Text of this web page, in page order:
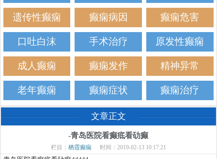
遗传性癫痫 癫痫病因 癫痫危害
口吐白沫 手术治疗 原发性癫痫
成人癫痫 癫痫发作 精神异常
老年癫痫 癫痫症状 癫痫治疗
文章正文
-青岛医院看癫疷看劯癫
栏目： 栖霞癫痫 时间：2019-02-13 10:17:21